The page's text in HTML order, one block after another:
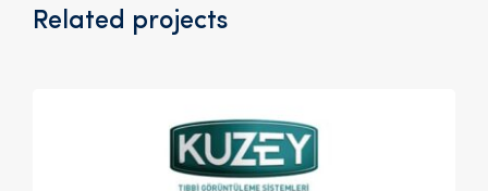
Related projects